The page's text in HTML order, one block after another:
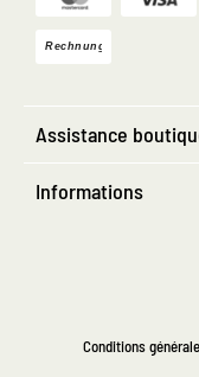
Assistance
Informations
Conditions